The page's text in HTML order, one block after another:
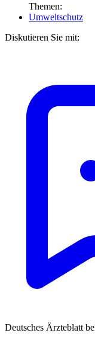
Themen:
Umweltschutz
Diskutieren Sie mit:
Deutsches Ärzteblatt